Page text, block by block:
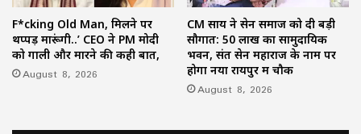
F*cking Old Man, मिलने पर
थप्पड़ मारूंगी..’ CEO ने PM मोदी
को गाली और मारने की कही बात,
August 8, 2026
CM साय ने सेन समाज को दी बड़ी
सौगात: 50 लाख का सामुदायिक
भवन, संत सेन महाराज के नाम पर
होगा नया रायपुर में चौक
August 8, 2026